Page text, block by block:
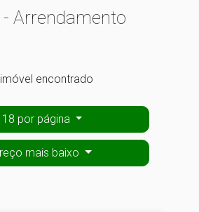
- Arrendamento
encontrado
18 por página
mais baixo